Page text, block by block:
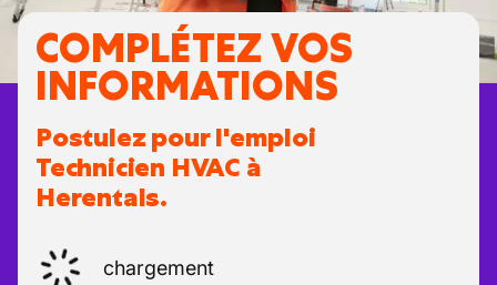
COMPLÉTEZ VOS
INFORMATIONS
Postulez pour l'emploi
Technicien HVAC à
Herentals.
chargement